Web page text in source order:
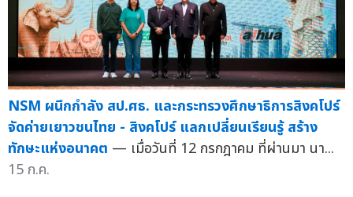
NSM ผนึกกำลัง สป.ศธ. และกระทรวงศึกษาธิการสิงคโปร์
จัดค่ายเยาวชนไทย - สิงคโปร์ แลกเปลี่ยนเรียนรู้ สร้าง
ทักษะแห่งอนาคต — เมื่อวันที่ 12 กรกฎาคม ที่ผ่านมา นา...
15 ก.ค.